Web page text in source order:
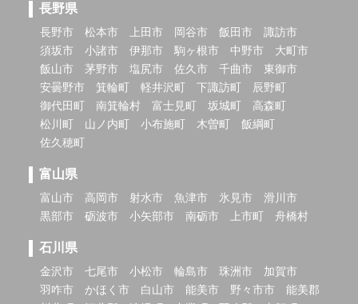
長野県
長野市 松本市 上田市 岡谷市 飯田市
諏訪市
須坂市
小諸市 伊那市 駒ヶ根市 中野市
大町市
飯山市
茅野市 塩尻市 佐久市 千曲市
東御市
安曇野市
箕輪町 軽井沢町 下諏訪町
辰野町
御代田町
南箕輪村 富士見町 坂城町
高森町
松川町
山ノ内町 小布施町 木曽町
飯綱町
佐久穂町
富山県
富山市 高岡市 射水市 魚津市 氷見市
滑川市
黒部市
砺波市 小矢部市 南砺市 上市町 舟橋村
石川県
金沢市 七尾市 小松市 輪島市 珠洲市
加賀市
羽咋市
かほく市 白山市 能美市 野々市市
能美郡